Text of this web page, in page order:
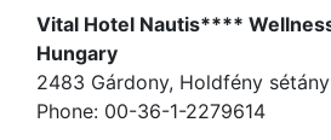
Vital Hotel Nautis****
Hungary
2483 Gárdony, Holdfény
Phone: 00-36-1-2279614